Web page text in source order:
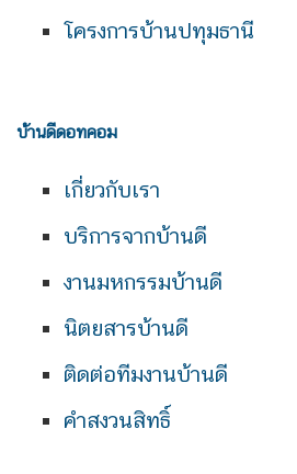
โครงการบ้านปทุมธานี
บ้านดีดอทคอม
เกี่ยวกับเรา
บริการจากบ้านดี
งานมหกรรมบ้านดี
นิตยสารบ้านดี
ติดต่อทีมงานบ้านดี
คำสงวนสิทธิ์